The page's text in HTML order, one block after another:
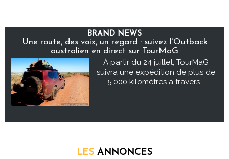
BRAND NEWS
Une route, des voix, un regard : suivez l’Outback
australien en direct sur TourMaG
À partir du 24 juillet, TourMaG
suivra une expédition de plus de
5 000 kilomètres à travers...
LES ANNONCES